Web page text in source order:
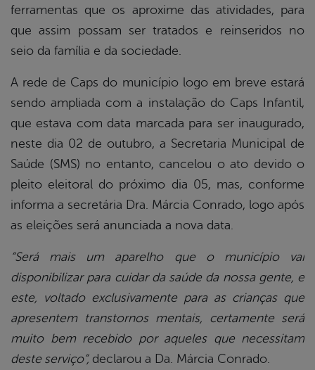
ferramentas que os aproxime das atividades, para
que assim possam ser tratados e reinseridos no
seio da família e da sociedade.
A rede de Caps do município logo em breve estará
sendo ampliada com a instalação do Caps Infantil,
que estava com data marcada para ser inaugurado,
neste dia 02 de outubro, a Secretaria Municipal de
Saúde (SMS) no entanto, cancelou o ato devido o
pleito eleitoral do próximo dia 05, mas, conforme
informa a secretária Dra. Márcia Conrado, logo após
as eleições será anunciada a nova data.
“Será mais um aparelho que o município vai
disponibilizar para cuidar da saúde da nossa gente, e
este, voltado exclusivamente para as crianças que
apresentem transtornos mentais, certamente será
muito bem recebido por aqueles que necessitam
deste serviço”, declarou a Da. Márcia Conrado.